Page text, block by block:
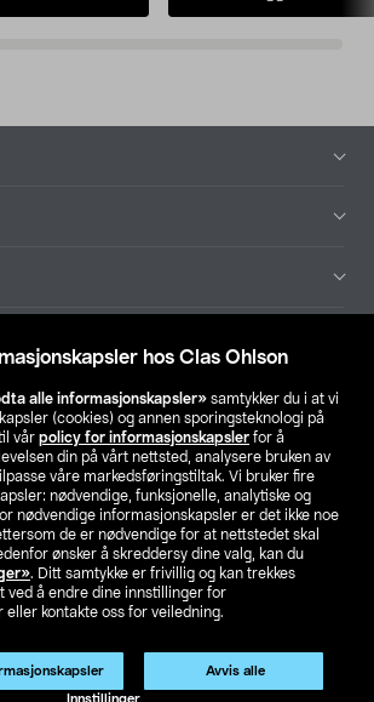
hos Clas Ohlson
alle informasjonskapsler» samtykker du i at vi
(cookies) og annen sporingsteknologi på
vår policy for informasjonskapsler for å
din på vårt nettsted, analysere bruken av
våre markedsføringstiltak. Vi bruker fire
nødvendige, funksjonelle, analytiske og
nødvendige informasjonskapsler er det ikke noe
de er nødvendige for at nettstedet skal
ønsker å skreddersy dine valg, kan du
. Ditt samtykke er frivillig og kan trekkes
ved å endre dine innstillinger for
eller kontakte oss for veiledning.
Avvis alle
Innstillinger
Finn din butikk
SE NO FI
Medlemsvilkår Kjøpsvilkår
For bedrifter